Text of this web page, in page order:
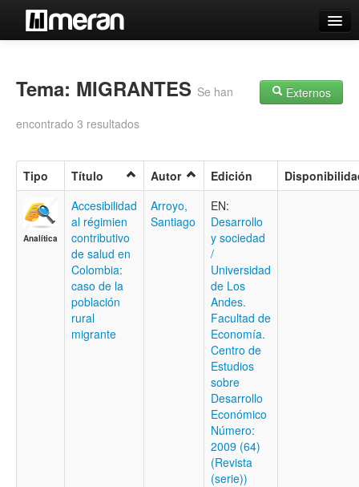
Búsqueda Avanzada
Contacto
Iniciar sesión
Externos
Tema: MIGRANTES Se han
encontrado 3 resultados
Tipo Título Autor Edición
Analítica
Accesibilidad
al régimien
contributivo
de salud en
Colombia:
caso de la
población
rural
migrante
Arroyo,
Santiago
EN:
Desarrollo
y sociedad
/
Universidad
de Los
Andes.
Facultad de
Economía.
Centro de
Estudios
sobre
Desarrollo
Económico
Número:
2009 (64)
(Revista
(serie))